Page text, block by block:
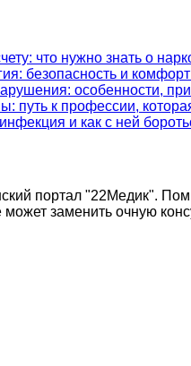
что нужно знать о
безопасность и
особенности,
путь к профессии,
и как с ней
портал "22Медик".
может заменить очную